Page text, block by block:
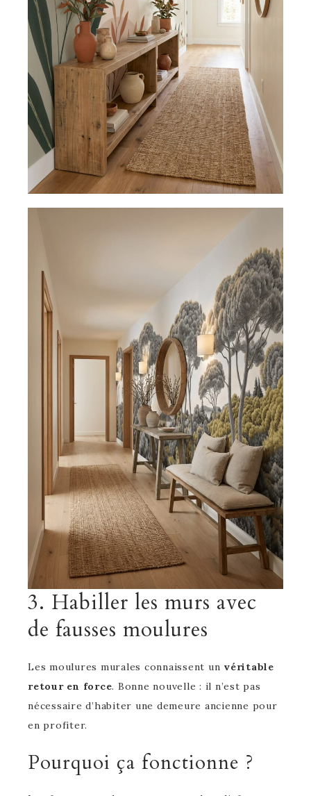
3. Habiller les murs avec
de fausses moulures
Les moulures murales connaissent un véritable
retour en force. Bonne nouvelle : il n’est pas
nécessaire d’habiter une demeure ancienne pour
en profiter.
Pourquoi ça fonctionne ?